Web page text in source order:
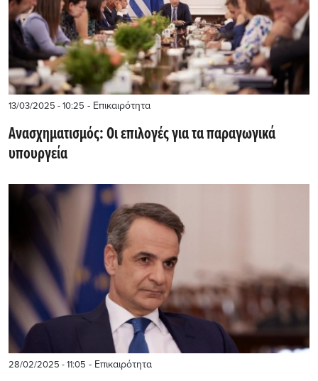
13/03/2025 - 10:25 - Επικαιρότητα
Ανασχηματισμός: Οι επιλογές για τα παραγωγικά
υπουργεία
28/02/2025 - 11:05 - Επικαιρότητα